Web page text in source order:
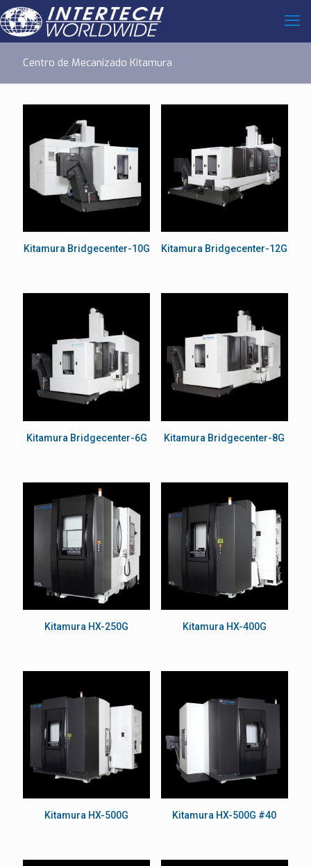
Centro de Mecanizado Kitamura
Kitamura Bridgecenter-10G Kitamura Bridgecenter-12G
Kitamura Bridgecenter-6G Kitamura Bridgecenter-8G
Kitamura HX-250G Kitamura HX-400G
Kitamura HX-500G Kitamura HX-500G #40